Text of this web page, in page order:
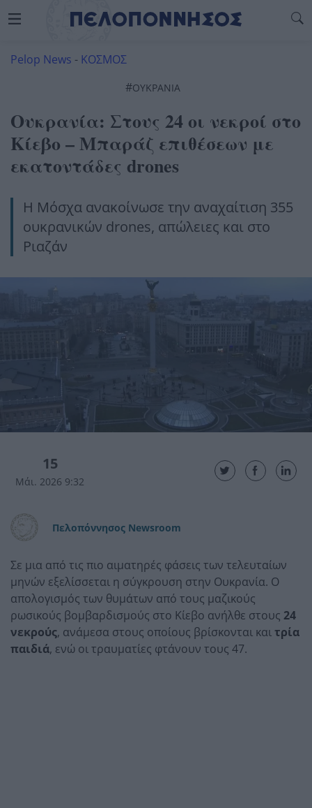
Pelop News - ΚΟΣΜΟΣ
#ΟΥΚΡΑΝΊΑ
Ουκρανία: Στους 24 οι νεκροί στο
Κίεβο – Μπαράζ επιθέσεων με
εκατοντάδες drones
Η Μόσχα ανακοίνωσε την αναχαίτιση 355
ουκρανικών drones, απώλειες και στο
Ριαζάν
15
Μάι. 2026 9:32
Πελοπόννησος Newsroom
Σε μια από τις πιο αιματηρές φάσεις των τελευταίων
μηνών εξελίσσεται η σύγκρουση στην Ουκρανία. Ο
απολογισμός των θυμάτων από τους μαζικούς
ρωσικούς βομβαρδισμούς στο Κίεβο ανήλθε στους 24
νεκρούς, ανάμεσα στους οποίους βρίσκονται καιτρία
παιδιά, ενώ οι τραυματίες φτάνουν τους 47.